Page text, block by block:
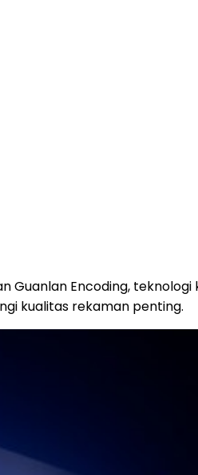
Guanlan Encoding,
kualitas rekaman penting.